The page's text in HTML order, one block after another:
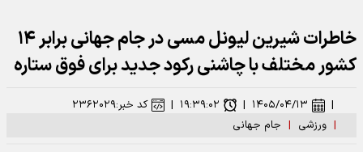
خاطرات شیرین لیونل مسی در جام جهانی برابر ۱۴
کشور مختلف با چاشنی رکود جدید برای فوق ستاره
| ورزشی | جام جهانی
| ۱۴۰۵/۰۴/۱۳ | ۱۹:۳۹:۰۲ | کد خبر:۲۳۶۲۰۲۹